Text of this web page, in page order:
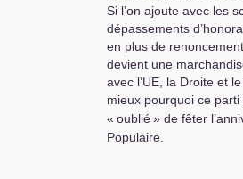
Si l’on ajoute avec les
dépassements
en plus de
devient une
avec l’UE , la Droite et le
mieux pourquoi ce parti
« oublié» de fêter
Populaire.